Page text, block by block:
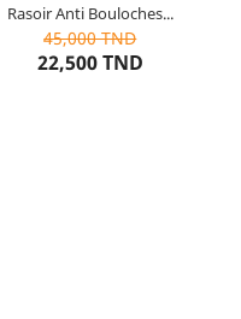
Rasoir Anti Bouloches...
45,000 TND
22,500 TND
Dernierarticle restant